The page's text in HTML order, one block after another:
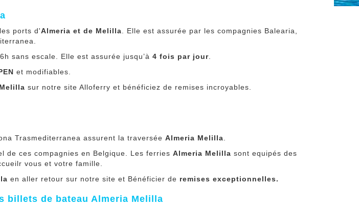
ports d'Almeria et de Melilla . Elle est assurée par les compagnies Balearia,
sans escale. Elle est assurée jusqu’à4 fois par jour
et modifiables.
sur notre site Alloferry et bénéficiez de remises incroyables.
Trasmediterranea assurent la traverséeAlmeria Melilla
de ces compagnies en Belgique. Les ferriesAlmeria Melilla sont equipés des
vous et votre famille.
en aller retour sur notre site et Bénéficier de remises exceptionnelles.
billets de bateau Almeria Melilla